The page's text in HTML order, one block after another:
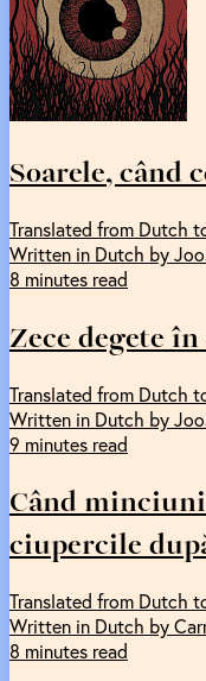
Soarele, când
Translated from Dutch
Written in Dutch by
8 minutes read
Zece degete
Translated from Dutch
Written in Dutch by
9 minutes read
Când
ciupercile
Translated from Dutch
Written in Dutch by
8 minutes read